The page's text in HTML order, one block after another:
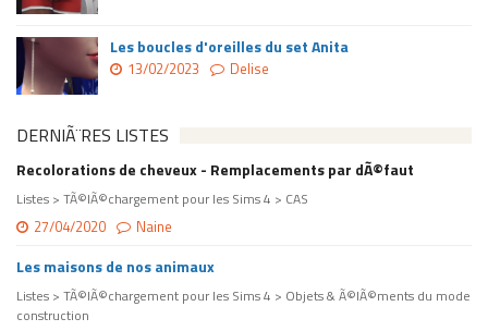
Les boucles d'oreilles du set Anita
13/02/2023 Delise
DERNIÃ¨RES LISTES
Recolorations de cheveux - Remplacements par dÃ©faut
Listes > TÃ©lÃ©chargement pour les Sims 4 > CAS
27/04/2020 Naine
Les maisons de nos animaux
Listes > TÃ©lÃ©chargement pour les Sims 4 > Objets & Ã©lÃ©ments du mode
construction